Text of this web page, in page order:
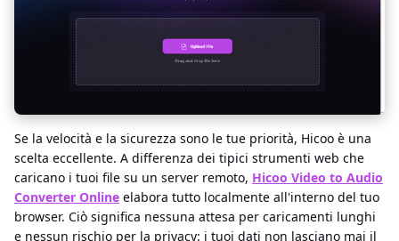
Se la velocità e la sicurezza sono le tue priorità, Hicoo è una
scelta eccellente. A differenza dei tipici strumenti web che
caricano i tuoi file su un server remoto, Hicoo Video to Audio
Converter Online elabora tutto localmente all'interno del tuo
browser. Ciò significa nessuna attesa per caricamenti lunghi
e nessun rischio per la privacy: i tuoi dati non lasciano mai il